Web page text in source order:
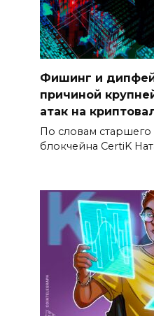
Фишинг и
причиной
атак на
По словам старшего
блокчейна CertiK